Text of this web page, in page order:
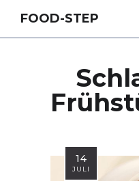
FOOD-STEP
14
JULI